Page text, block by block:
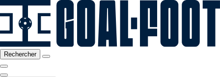
Rechercher